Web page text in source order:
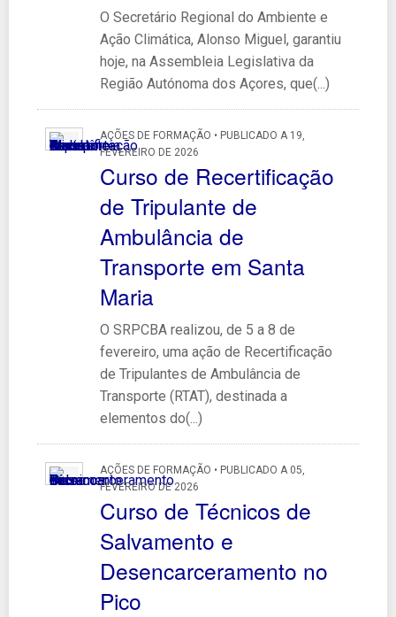
O Secretário Regional do Ambiente e
Ação Climática, Alonso Miguel, garantiu
hoje, na Assembleia Legislativa da
Região Autónoma dos Açores, que(...)
AÇÕES DE FORMAÇÃO • PUBLICADO A 19,
FEVEREIRO DE 2026
Curso de Recertificação
de Tripulante de
Ambulância de
Transporte em Santa
Maria
O SRPCBA realizou, de 5 a 8 de
fevereiro, uma ação de Recertificação
de Tripulantes de Ambulância de
Transporte (RTAT), destinada a
elementos do(...)
AÇÕES DE FORMAÇÃO • PUBLICADO A 05,
FEVEREIRO DE 2026
Curso de Técnicos de
Salvamento e
Desencarceramento no
Pico